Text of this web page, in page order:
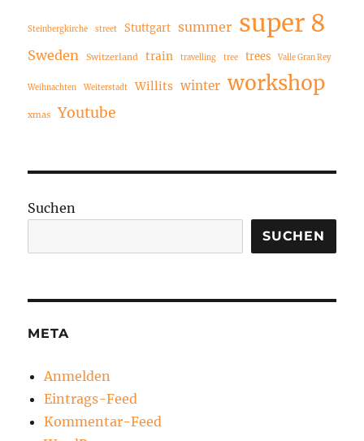
Steinbergkirche street Stuttgart summer super 8
Sweden Switzerland train travelling tree trees Valle Gran Rey
Weihnachten Weiterstadt Willits winter workshop
xmas Youtube
Suchen
SUCHEN
META
Anmelden
Eintrags-Feed
Kommentar-Feed